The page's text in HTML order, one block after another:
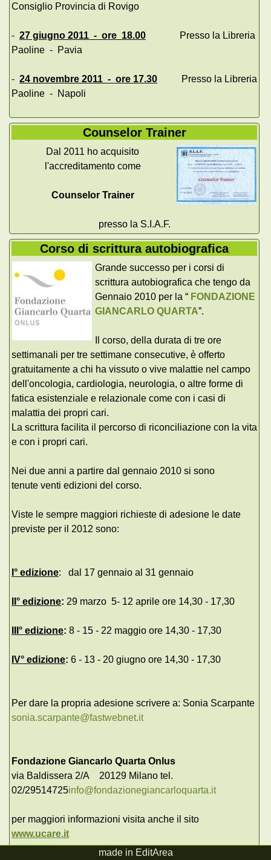
Consiglio Provincia di Rovigo
- 27 giugno 2011 - ore 18.00
Presso la Libreria
Paoline - Pavia
- 24 novembre 2011 - ore 17.30 Presso la Libreria
Paoline - Napoli
Counselor Trainer
Dal 2011 ho acquisito
l'accreditamento come
Counselor Trainer
presso la S.I.A.F.
Corso di scrittura autobiografica
Grande successo per i corsi di
scrittura autobiografica che tengo da
Gennaio 2010 per la “ FONDAZIONE
GIANCARLO QUARTA”.
Il corso, della durata di tre ore
settimanali per tre settimane consecutive, è offerto
gratuitamente a chi ha vissuto o vive malattie nel campo
dell'oncologia, cardiologia, neurologia, o altre forme di
fatica esistenziale e relazionale come con i casi di
malattia dei propri cari.
La scrittura facilita il percorso di riconciliazione con la vita
e con i propri cari.
Nei due anni a partire dal gennaio 2010 si sono
tenute venti edizioni del corso.
Viste le sempre maggiori richieste di adesione le date
previste per il 2012 sono:
I° edizione: dal 17 gennaio al 31 gennaio
II° edizione: 29 marzo 5- 12 aprile ore 14,30 - 17,30
III° edizione: 8 - 15 - 22 maggio ore 14,30 - 17,30
IV° edizione: 6 - 13 - 20 giugno ore 14,30 - 17,30
Per dare la propria adesione scrivere a: Sonia Scarpante
sonia.scarpante@fastwebnet.it
Fondazione Giancarlo Quarta Onlus
via Baldissera 2/A 20129 Milano tel.
02/29514725info@fondazionegiancarloquarta.it
per maggiori informazioni visita anche il sito
www.ucare.it
made in EditArea